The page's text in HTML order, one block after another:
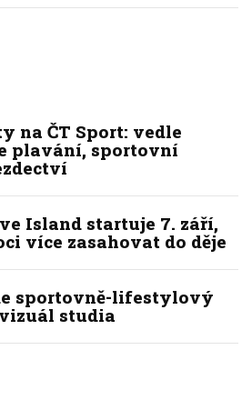
na ČT Sport: vedle
plavání, sportovní
Island startuje 7. září,
více zasahovat do děje
sportovně-lifestylový
studia